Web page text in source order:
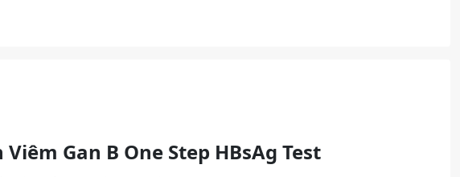
Gan B One Step HBsAg Test